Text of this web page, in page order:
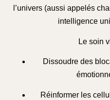
l’univers (aussi appelés
intelligence
Le soin
Dissoudre des
Réinformer les